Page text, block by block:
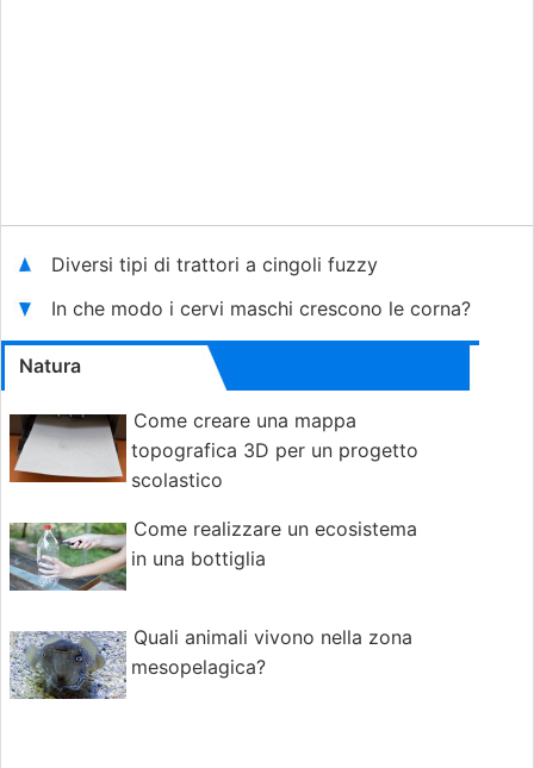
Diversi tipi di trattori a cingoli fuzzy
In che modo i cervi maschi crescono le corna?
Natura
Come creare una mappa
topografica 3D per un progetto
scolastico
Come realizzare un ecosistema
in una bottiglia
Quali animali vivono nella zona
mesopelagica?